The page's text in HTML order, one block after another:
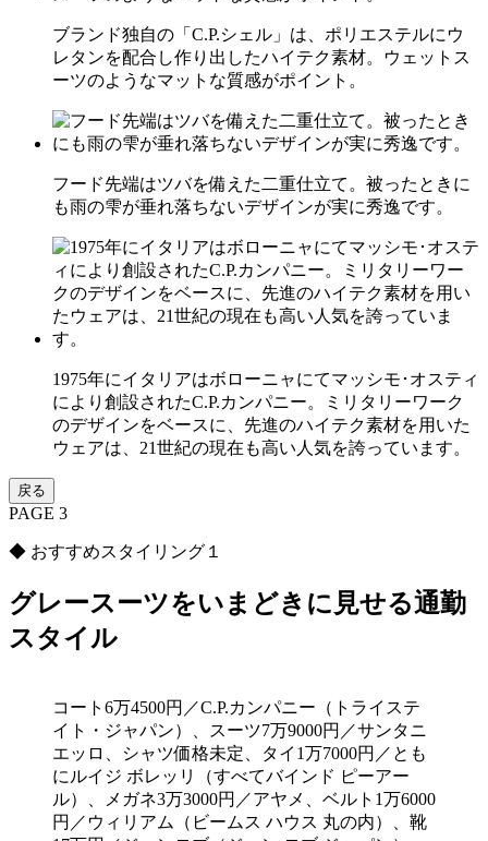
ブランド独自の「C.P.シェル」は、ポリエステルにウ
レタンを配合し作り出したハイテク素材。ウェットス
ーツのようなマットな質感がポイント。
フード先端はツバを備えた二重仕立て。被ったときに
も雨の雫が垂れ落ちないデザインが実に秀逸です。
1975年にイタリアはボローニャにてマッシモ･オスティ
により創設されたC.P.カンパニー。ミリタリーワーク
のデザインをベースに、先進のハイテク素材を用いた
ウェアは、21世紀の現在も高い人気を誇っています。
戻る
PAGE 3
◆ おすすめスタイリング１
グレースーツをいまどきに見せる通勤
スタイル
コート6万4500円／C.P.カンパニー（トライステ
イト・ジャパン）、スーツ7万9000円／サンタニ
エッロ、シャツ価格未定、タイ1万7000円／とも
にルイジ ボレッリ（すべてバインド ピーアー
ル）、メガネ3万3000円／アヤメ、ベルト1万6000
円／ウィリアム（ビームス ハウス 丸の内）、靴